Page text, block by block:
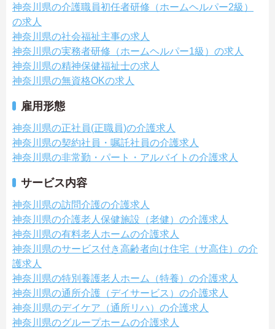
神奈川県の介護職員初任者研修（ホームヘルパー2級）
の求人
神奈川県の社会福祉主事の求人
神奈川県の実務者研修（ホームヘルパー1級）の求人
神奈川県の精神保健福祉士の求人
神奈川県の無資格OKの求人
雇用形態
神奈川県の正社員(正職員)の介護求人
神奈川県の契約社員・嘱託社員の介護求人
神奈川県の非常勤・パート・アルバイトの介護求人
サービス内容
神奈川県の訪問介護の介護求人
神奈川県の介護老人保健施設（老健）の介護求人
神奈川県の有料老人ホームの介護求人
神奈川県のサービス付き高齢者向け住宅（サ高住）の介
護求人
神奈川県の特別養護老人ホーム（特養）の介護求人
神奈川県の通所介護（デイサービス）の介護求人
神奈川県のデイケア（通所リハ）の介護求人
神奈川県のグループホームの介護求人